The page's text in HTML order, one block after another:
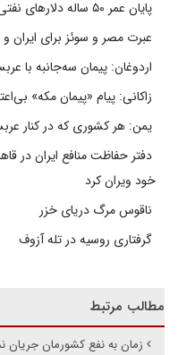
پایان عمر ۵۰ ساله دلارهای نفتی به دست ایران
عبرت مصر و سوئز برای ایران و
اردوغان: پیمان سه‌جانبه با
زاکانی: پیام «پیمان مکه»
یمن: هر کشوری که در کنار
دفتر حفاظت منافع ایران در
خود ویران کرد
ناقوس مرگ دریای خزر
گرفتاری روسیه در تله آزوف
مطالب مرتبط
زمان به نفع کشورمان جریان